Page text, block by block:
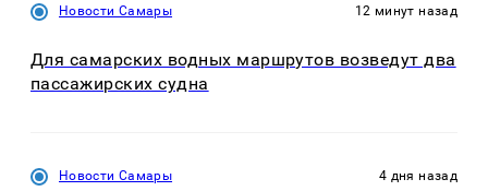
Новости Самары 12 минут назад
Для самарских водных маршрутов возведут два
пассажирских судна
Новости Самары 4 дня назад